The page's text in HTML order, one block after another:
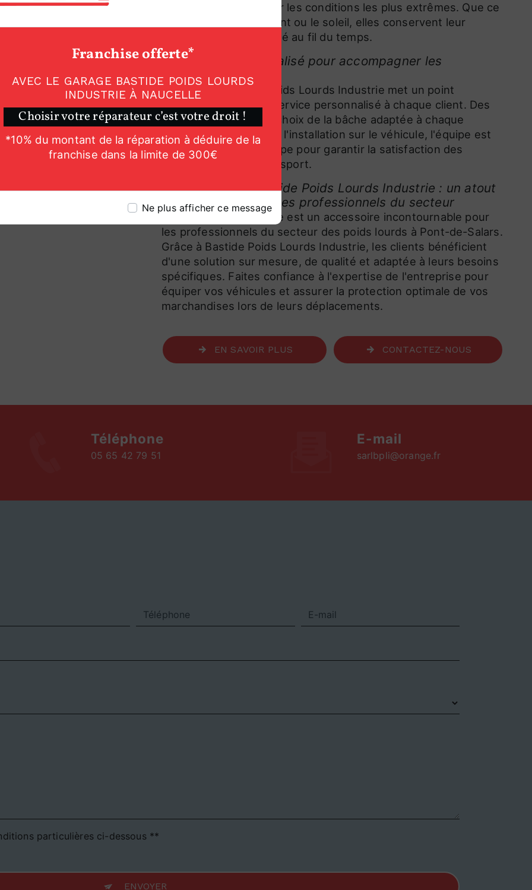
Franchise offerte*
AVEC LE GARAGE BASTIDE POIDS LOURDS
INDUSTRIE À NAUCELLE
Choisir votre réparateur c’est votre droit !
*10% du montant de la réparation à déduire de la
franchise dans la limite de 300€
Ne plus afficher ce message
conçues pour affronter les conditions les plus extrêmes. Que ce
soit sous la pluie, le vent ou le soleil, elles conservent leur
efficacité et leur solidité au fil du temps.
Un service personnalisé pour accompagner les
professionnels
L'équipe de Bastide Poids Lourds Industrie met un point
d'honneur à offrir un service personnalisé à chaque client. Des
conseils avisés sur le choix de la bâche adaptée à chaque
besoin, en passant par l'installation sur le véhicule, l'équipe est
présente à chaque étape pour garantir la satisfaction des
professionnels du transport.
La bâche chez Bastide Poids Lourds Industrie : un atout
indispensable pour les professionnels du secteur
En conclusion, la bâche est un accessoire incontournable pour
les professionnels du secteur des poids lourds à Pont-de-Salars.
Grâce à Bastide Poids Lourds Industrie, les clients bénéficient
d'une solution sur mesure, de qualité et adaptée à leurs besoins
spécifiques. Faites confiance à l'expertise de l'entreprise pour
équiper vos véhicules et assurer la protection optimale de vos
marchandises lors de leurs déplacements.
EN SAVOIR PLUS CONTACTEZ-NOUS
Téléphone
05 65 42 79 51
E-mail
sarlbpli@orange.fr
particulières ci-dessous **
ENVOYER